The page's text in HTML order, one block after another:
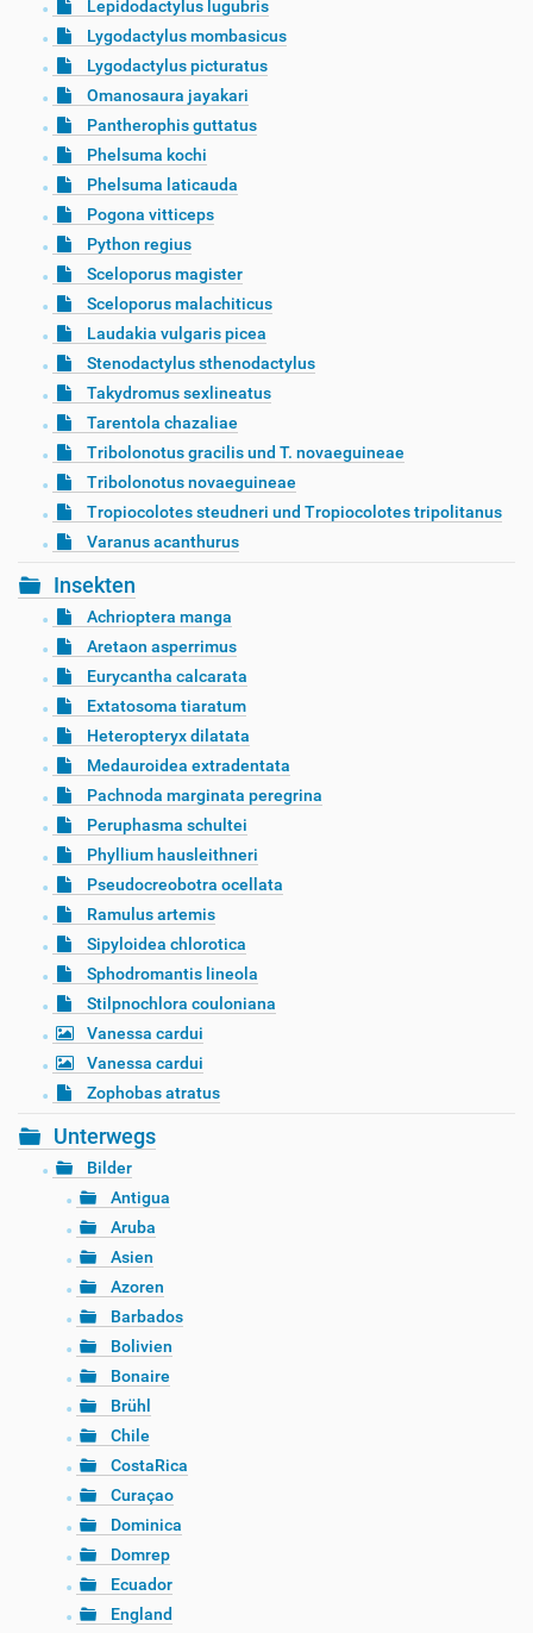
Lepidodactylus lugubris
Lygodactylus mombasicus
Lygodactylus picturatus
Omanosaura jayakari
Pantherophis guttatus
Phelsuma kochi
Phelsuma laticauda
Pogona vitticeps
Python regius
Sceloporus magister
Sceloporus malachiticus
Laudakia vulgaris picea
Stenodactylus sthenodactylus
Takydromus sexlineatus
Tarentola chazaliae
Tribolonotus gracilis und T. novaeguineae
Tribolonotus novaeguineae
Tropiocolotes steudneri und Tropiocolotes tripolitanus
Varanus acanthurus
Insekten
Achrioptera manga
Aretaon asperrimus
Eurycantha calcarata
Extatosoma tiaratum
Heteropteryx dilatata
Medauroidea extradentata
Pachnoda marginata peregrina
Peruphasma schultei
Phyllium hausleithneri
Pseudocreobotra ocellata
Ramulus artemis
Sipyloidea chlorotica
Sphodromantis lineola
Stilpnochlora couloniana
Vanessa cardui
Vanessa cardui
Zophobas atratus
Unterwegs
Bilder
Antigua
Aruba
Asien
Azoren
Barbados
Bolivien
Bonaire
Brühl
Chile
CostaRica
Curaçao
Dominica
Domrep
Ecuador
England